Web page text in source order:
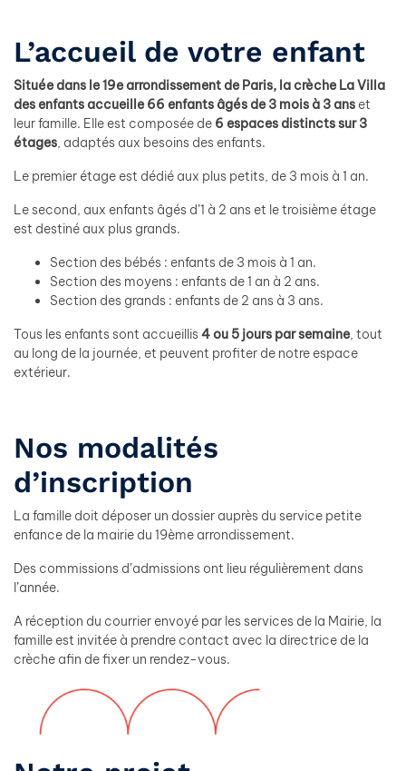
L’accueil de votre enfant
Située dans le 19e arrondissement de Paris, la crèche La Villa
des enfants accueille 66 enfants âgés de 3 mois à 3 ans et
leur famille. Elle est composée de 6 espaces distincts sur 3
étages, adaptés aux besoins des enfants.
Le premier étage est dédié aux plus petits, de 3 mois à 1 an.
Le second, aux enfants âgés d’1 à 2 ans et le troisième étage
est destiné aux plus grands.
Section des bébés : enfants de 3 mois à 1 an.
Section des moyens : enfants de 1 an à 2 ans.
Section des grands : enfants de 2 ans à 3 ans.
Tous les enfants sont accueillis4 ou 5 jours par semaine, tout
au long de la journée, et peuvent profiter de notre espace
extérieur.
Nos modalités
d’inscription
La famille doit déposer un dossier auprès du service petite
enfance de la mairie du 19ème arrondissement.
Des commissions d’admissions ont lieu régulièrement dans
l’année.
A réception du courrier envoyé par les services de la Mairie, la
famille est invitée à prendre contact avec la directrice de la
crèche afin de fixer un rendez-vous.